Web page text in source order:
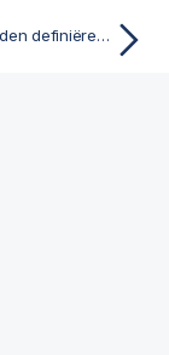
Analyseperioden definiëren met behulp van kalenderperioden